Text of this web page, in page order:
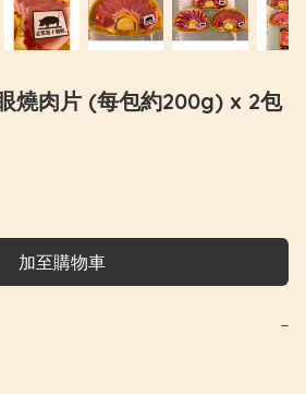
燒肉片 (每包約200g) x 2包
加至購物車
−